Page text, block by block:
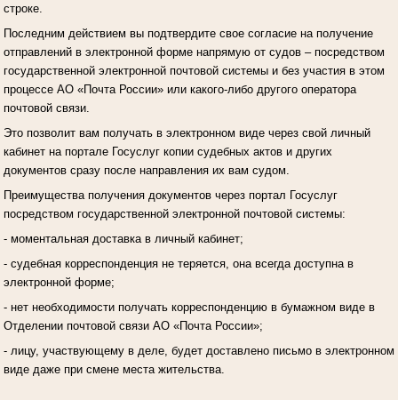
строке.
Последним действием вы подтвердите свое согласие на получение
отправлений в электронной форме напрямую от судов – посредством
государственной электронной почтовой системы и без участия в этом
процессе АО «Почта России» или какого-либо другого оператора
почтовой связи.
Это позволит вам получать в электронном виде через свой личный
кабинет на портале Госуслуг копии судебных актов и других
документов сразу после направления их вам судом.
Преимущества получения документов через портал Госуслуг
посредством государственной электронной почтовой системы:
- моментальная доставка в личный кабинет;
- судебная корреспонденция не теряется, она всегда доступна в
электронной форме;
- нет необходимости получать корреспонденцию в бумажном виде в
Отделении почтовой связи АО «Почта России»;
- лицу, участвующему в деле, будет доставлено письмо в электронном
виде даже при смене места жительства.